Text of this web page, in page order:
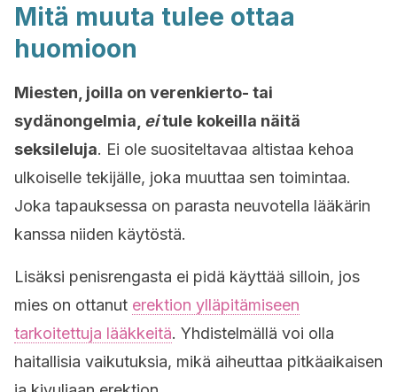
Mitä muuta tulee ottaa
huomioon
Miesten, joilla on verenkierto- tai
sydänongelmia, eitule kokeilla näitä
seksileluja. Ei ole suositeltavaa altistaa kehoa
ulkoiselle tekijälle, joka muuttaa sen toimintaa.
Joka tapauksessa on parasta neuvotella lääkärin
kanssa niiden käytöstä.
Lisäksi penisrengasta ei pidä käyttää silloin, jos
mies on ottanut erektion ylläpitämiseen
tarkoitettuja lääkkeitä. Yhdistelmällä voi olla
haitallisia vaikutuksia, mikä aiheuttaa pitkäaikaisen